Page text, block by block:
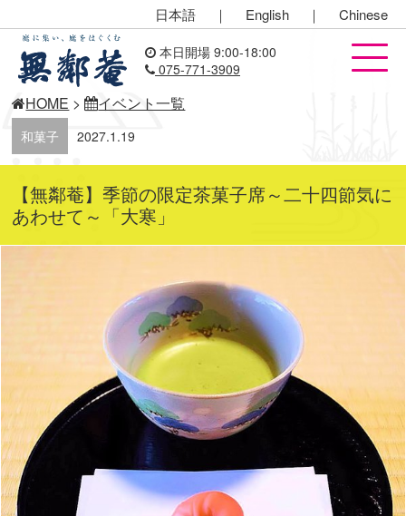
日本語 ｜ English ｜ Chinese
本日開場 9:00-18:00
075-771-3909
HOME > イベント一覧
和菓子 2027.1.19
【無鄰菴】季節の限定茶菓子席～二十四節気に
あわせて～「大寒」